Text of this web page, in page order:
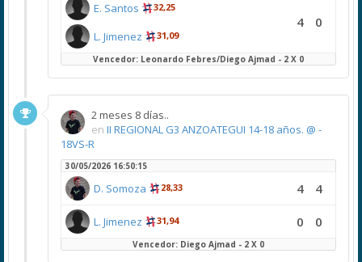
E. Santos 32,25
L. Jimenez 31,09
4 0
Vencedor: Leonardo Febres/Diego Ajmad - 2 X 0
2 meses 8 días..
en II REGIONAL G3 ANZOATEGUI 14-18 años. @ -
18VS-R
30/05/2026 16:50:15
D. Somoza 28,33 4 4
L. Jimenez 31,94 0 0
Vencedor: Diego Ajmad - 2 X 0